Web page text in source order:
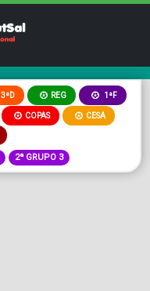
3ªD REG 1ªF
COPAS CESA
2ª GRUPO 3